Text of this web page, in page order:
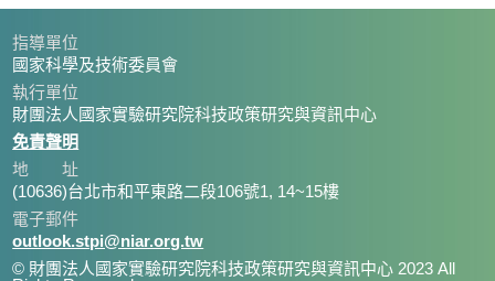
指導單位
國家科學及技術委員會
執行單位
財團法人國家實驗研究院科技政策研究與資訊中心
免責聲明
地 址
(10636)台北市和平東路二段106號1, 14~15樓
電子郵件
outlook.stpi@niar.org.tw
© 財團法人國家實驗研究院科技政策研究與資訊中心 2023 All